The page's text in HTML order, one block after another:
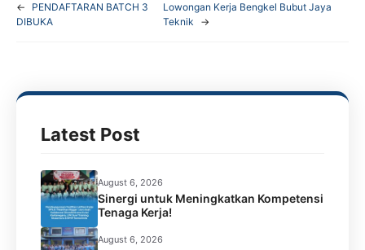
c
o
i
e
A
p
r
←
PENDAFTARAN BATCH 3
DIBUKA
Lowongan Kerja Bengkel Bubut Jaya
Teknik
→
Latest Post
August 6, 2026
Sinergi untuk Meningkatkan Kompetensi
Tenaga Kerja!
August 6, 2026